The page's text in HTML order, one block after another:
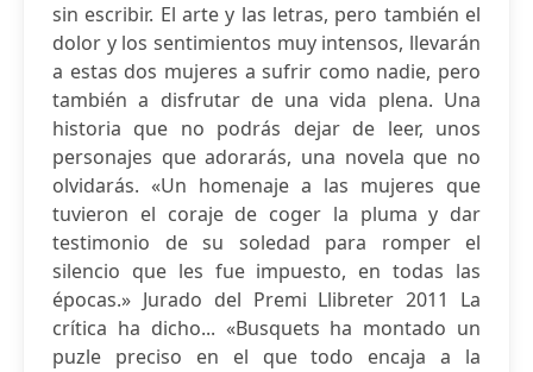
sin escribir. El arte y las letras, pero también el
dolor y los sentimientos muy intensos, llevarán
a estas dos mujeres a sufrir como nadie, pero
también a disfrutar de una vida plena. Una
historia que no podrás dejar de leer, unos
personajes que adorarás, una novela que no
olvidarás. «Un homenaje a las mujeres que
tuvieron el coraje de coger la pluma y dar
testimonio de su soledad para romper el
silencio que les fue impuesto, en todas las
épocas.» Jurado del Premi Llibreter 2011 La
crítica ha dicho... «Busquets ha montado un
puzle preciso en el que todo encaja a la